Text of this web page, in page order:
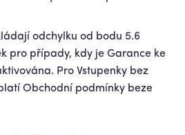
odchylku od bodu 5.6
pro případy, kdy je Garance ke
Pro Vstupenky bez
Obchodní podmínky beze